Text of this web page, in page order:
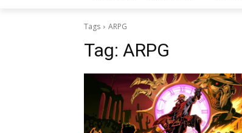
Tags ARPG
Tag: ARPG